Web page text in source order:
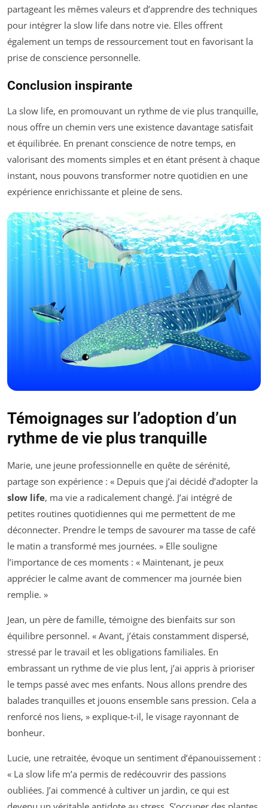
partageant les mêmes valeurs et d’apprendre des techniques
pour intégrer la slow life dans notre vie. Elles offrent
également un temps de ressourcement tout en favorisant la
prise de conscience personnelle.
Conclusion inspirante
La slow life, en promouvant un rythme de vie plus tranquille,
nous offre un chemin vers une existence davantage satisfait
et équilibrée. En prenant conscience de notre temps, en
valorisant des moments simples et en étant présent à chaque
instant, nous pouvons transformer notre quotidien en une
expérience enrichissante et pleine de sens.
Témoignages sur l’adoption d’un
rythme de vie plus tranquille
Marie, une jeune professionnelle en quête de sérénité,
partage son expérience : « Depuis que j’ai décidé d’adopter la
slow life, ma vie a radicalement changé. J’ai intégré de
petites routines quotidiennes qui me permettent de me
déconnecter. Prendre le temps de savourer ma tasse de café
le matin a transformé mes journées. » Elle souligne
l’importance de ces moments : « Maintenant, je peux
apprécier le calme avant de commencer ma journée bien
remplie. »
Jean, un père de famille, témoigne des bienfaits sur son
équilibre personnel. « Avant, j’étais constamment dispersé,
stressé par le travail et les obligations familiales. En
embrassant un rythme de vie plus lent, j’ai appris à prioriser
le temps passé avec mes enfants. Nous allons prendre des
balades tranquilles et jouons ensemble sans pression. Cela a
renforcé nos liens, » explique-t-il, le visage rayonnant de
bonheur.
Lucie, une retraitée, évoque un sentiment d’épanouissement :
« La slow life m’a permis de redécouvrir des passions
oubliées. J’ai commencé à cultiver un jardin, ce qui est